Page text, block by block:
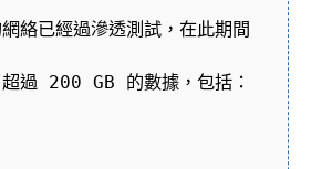
絡已經過滲透測試，在此期間
超過 200 GB 的數據，包括：